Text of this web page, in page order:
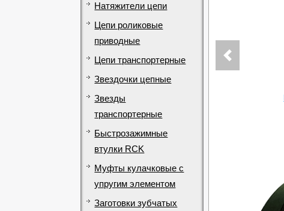
Натяжители цепи
Цепи роликовые
приводные
Цепи транспортерные
Звездочки цепные
Звезды
транспортерные
Быстрозажимные
втулки RCK
Муфты кулачковые с
упругим элементом
Заготовки зубчатых